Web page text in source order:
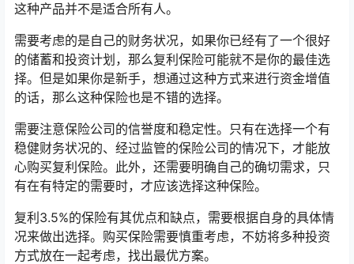
这种产品并不是适合所有人。
需要考虑的是自己的财务状况，如果你已经有了一个很好
的储蓄和投资计划，那么复利保险可能就不是你的最佳选
择。但是如果你是新手，想通过这种方式来进行资金增值
的话，那么这种保险也是不错的选择。
需要注意保险公司的信誉度和稳定性。只有在选择一个有
稳健财务状况的、经过监管的保险公司的情况下，才能放
心购买复利保险。此外，还需要明确自己的确切需求，只
有在有特定的需要时，才应该选择这种保险。
复利3.5%的保险有其优点和缺点，需要根据自身的具体情
况来做出选择。购买保险需要慎重考虑，不妨将多种投资
方式放在一起考虑，找出最优方案。